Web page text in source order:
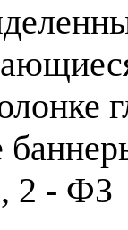
2 - ФЗ